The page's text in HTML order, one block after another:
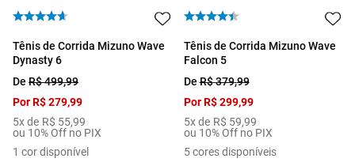
Tênis de Corrida Mizuno Wave
Dynasty 6
De R$499,99
PorR$279,99
5x de R$ 55,99
ou 10% Off no PIX
1 cor disponível
Tênis de Corrida Mizuno Wave
Falcon 5
DeR$379,99
PorR$ 299,99
5x de R$ 59,99
ou 10% Off no PIX
5 cores disponíveis